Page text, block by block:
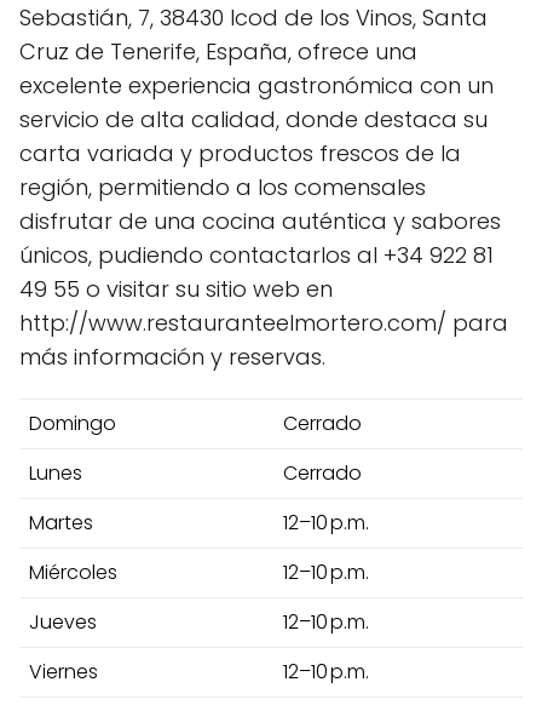
Sebastián, 7, 38430 Icod de los Vinos, Santa
Cruz de Tenerife, España, ofrece una
excelente experiencia gastronómica con un
servicio de alta calidad, donde destaca su
carta variada y productos frescos de la
región, permitiendo a los comensales
disfrutar de una cocina auténtica y sabores
únicos, pudiendo contactarlos al +34 922 81
49 55 o visitar su sitio web en
http://www.restauranteelmortero.com/ para
más información y reservas.
Domingo
Cerrado
Lunes
Cerrado
Martes
12–10 p.m.
Miércoles
12–10 p.m.
Jueves
12–10 p.m.
Viernes
12–10 p.m.